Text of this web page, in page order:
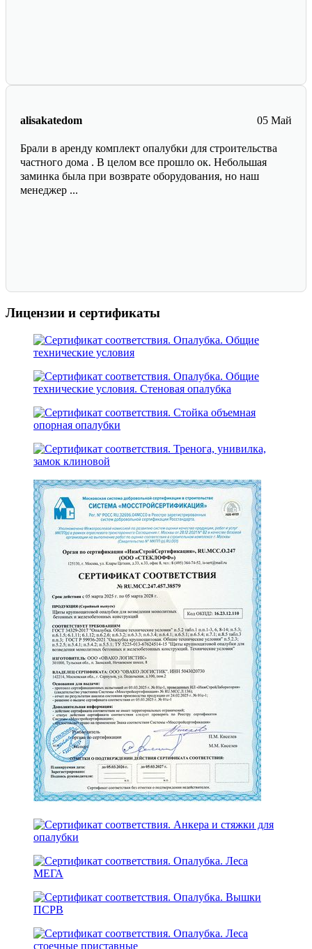
05 Май
alisakatedom
Брали в аренду комплект опалубки для строительства
частного дома . В целом все прошло ок. Небольшая
заминка была при возврате оборудования, но наш
менеджер ...
Лицензии и сертификаты